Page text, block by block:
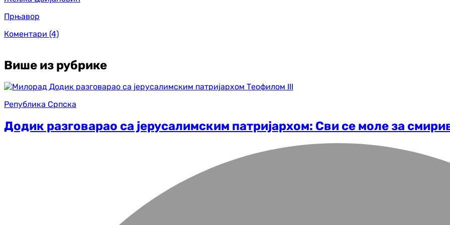
Прњавор
Коментари (4)
Више из рубрике
Република Српска
Додик разговарао са јерусалимским патријархом: Сви се моле за